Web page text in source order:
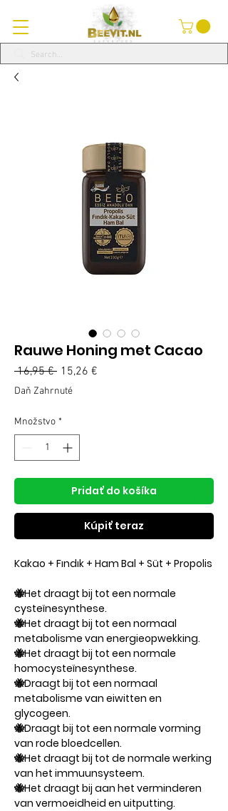
Rauwe Honing met Cacao
16,95 € Normálna
cena
15,26 €
Daň Zahrnuté
Množstvo *
Pridať do košíka
Kúpiť teraz
Kakao + Fındık + Ham Bal + Süt + Propolis
🐝Het draagt ​​bij tot een normale
cysteïnesynthese.
🐝Het draagt ​​bij tot een normaal
metabolisme van energieopwekking.
🐝Het draagt ​​bij tot een normale
homocysteïnesynthese.
🐝Draagt ​​bij tot een normaal
metabolisme van eiwitten en
glycogeen.
🐝Draagt ​​bij tot een normale vorming
van rode bloedcellen.
🐝Het draagt ​​bij tot de normale werking
van het immuunsysteem.
🐝Het draagt ​​bij aan het verminderen
van vermoeidheid en uitputting.